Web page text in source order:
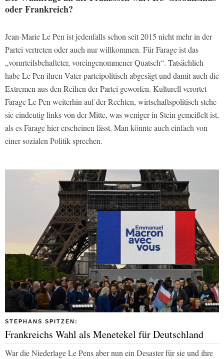
oder Frankreich?
Jean-Marie Le Pen ist jedenfalls schon seit 2015 nicht mehr in der
Partei vertreten oder auch nur willkommen. Für Farage ist das
„vorurteilsbehafteter, voreingenommener Quatsch“. Tatsächlich
habe Le Pen ihren Vater parteipolitisch abgesägt und damit auch die
Extremen aus den Reihen der Partei geworfen. Kulturell verortet
Farage Le Pen weiterhin auf der Rechten, wirtschaftspolitisch stehe
sie eindeutig links von der Mitte, was weniger in Stein gemeißelt ist,
als es Farage hier erscheinen lässt. Man könnte auch einfach von
einer sozialen Politik sprechen.
STEPHANS SPITZEN:
Frankreichs Wahl als Menetekel für Deutschland
War die Niederlage Le Pens aber nun ein Desaster für sie und ihre